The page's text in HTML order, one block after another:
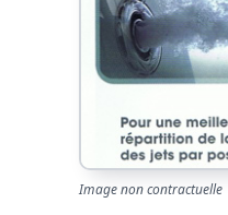
Image non contractuelle